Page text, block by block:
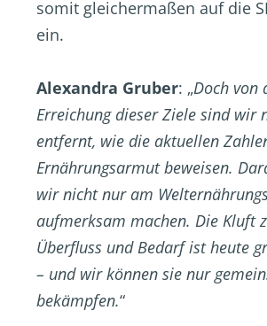
somit gleichermaßen auf die
ein.
Alexandra Gruber: „Doch von
Erreichung dieser Ziele sind wir
entfernt, wie die aktuellen
Ernährungsarmut beweisen.
wir nicht nur am
aufmerksam machen. Die Kluft
Überfluss und Bedarf ist heute
– und wir können sie nur
bekämpfen.“